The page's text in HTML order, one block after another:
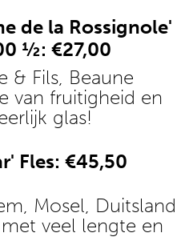
de la Rossignole'
½: €27,00
& Fils, Beaune
van fruitigheid en
glas!
Fles: €45,50
Mosel, Duitsland
met veel lengte en